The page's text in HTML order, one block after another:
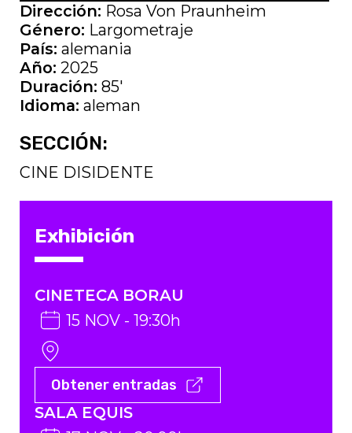
Dirección: Rosa Von Praunheim
Género: Largometraje
País: alemania
Año: 2025
Duración: 85'
Idioma: aleman
SECCIÓN:
CINE DISIDENTE
Exhibición
CINETECA BORAU
15 NOV - 19:30h
Obtener entradas
SALA EQUIS